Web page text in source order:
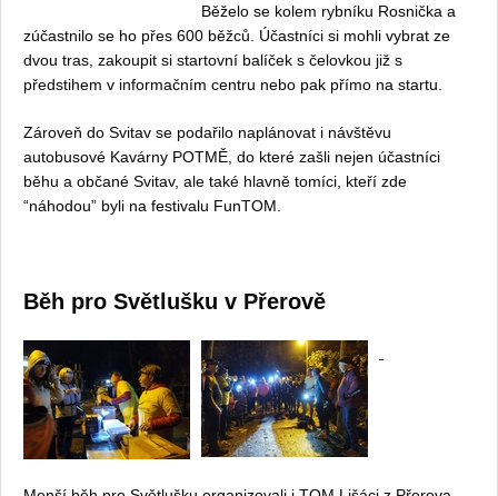
Běželo se kolem rybníku Rosnička a
zúčastnilo se ho přes 600 běžců. Účastníci si mohli vybrat ze
dvou tras, zakoupit si startovní balíček s čelovkou již s
předstihem v informačním centru nebo pak přímo na startu.
Zároveň do Svitav se podařilo naplánovat i návštěvu
autobusové Kavárny POTMĚ, do které zašli nejen účastníci
běhu a občané Svitav, ale také hlavně tomíci, kteří zde
“náhodou” byli na festivalu FunTOM.
Běh pro Světlušku v Přerově